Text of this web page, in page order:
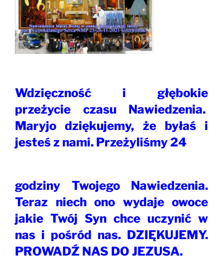
Wdzięczność i głębokie
przeżycie czasu Nawiedzenia.
Maryjo dziękujemy, że byłaś i
jesteś z nami. Przeżyliśmy 24
godziny Twojego Nawiedzenia.
Teraz niech ono wydaje owoce
jakie Twój Syn chce uczynić w
nas i pośród nas. DZIĘKUJEMY.
PROWADŹ NAS DO JEZUSA.